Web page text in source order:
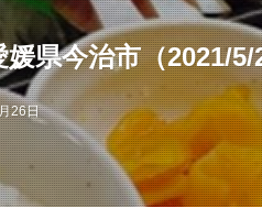
県今治市（2021/
26日